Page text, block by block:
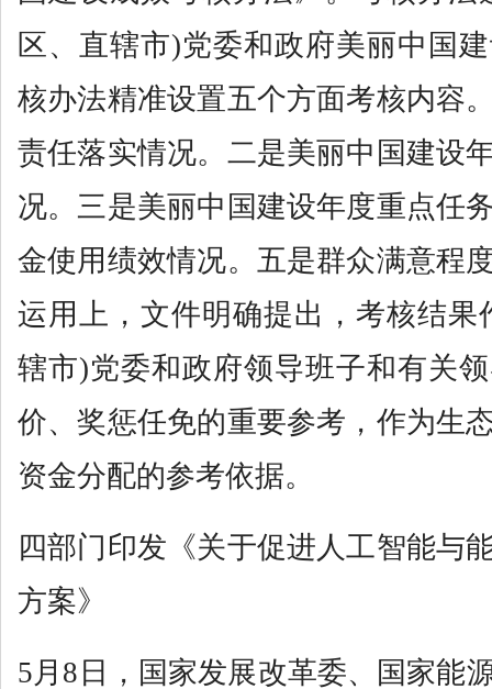
区、直辖市)党委和政府美丽中国
核办法精准设置五个方面考核内容
责任落实情况。二是美丽中国建设
况。三是美丽中国建设年度重点任
金使用绩效情况。五是群众满意程
运用上，文件明确提出，考核结果
辖市)党委和政府领导班子和有关
价、奖惩任免的重要参考，作为生
资金分配的参考依据。
四部门印发《关于促进人工智能与
方案》
5月8日，国家发展改革委、国家能